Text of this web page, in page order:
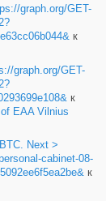
graph.org/GET-
к
graph.org/GET-
к
EAA Vilnius
Next >
cabinet-08-
к